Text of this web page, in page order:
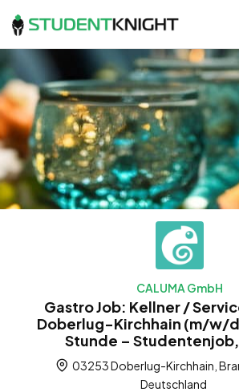
CALUMA GmbH
Gastro Job: Kellner /
Doberlug-Kirchhain (m/w/
Stunde –
03253 Doberlug-Kirchhain,
Deutschland